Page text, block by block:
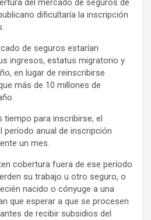
del mercado de seguros de
dificultaría la inscripción
de seguros estarían
ingresos, estatus migratorio y
en lugar de reinscribirse
más de 10 millones de
tiempo para inscribirse; el
anual de inscripción
un mes.
cobertura fuera de ese período
su trabajo u otro seguro, o
nacido o cónyuge a una
que esperar a que se procesen
de recibir subsidios del